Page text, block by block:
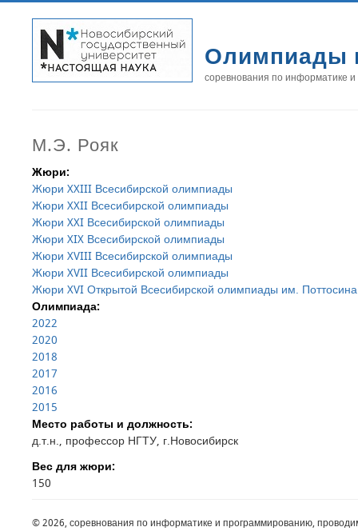
Олимпиады
соревнования по информатике
М.Э. Рояк
Жюри:
Жюри XXIII Всесибирской олимпиады
Жюри XXII Всесибирской олимпиады
Жюри XXI Всесибирской олимпиады
Жюри XIX Всесибирской олимпиады
Жюри XVIII Всесибирской олимпиады
Жюри XVII Всесибирской олимпиады
Жюри XVI Открытой Всесибирской олимпиады им. Поттосина
Олимпиада:
2022
2020
2018
2017
2016
2015
Место работы и должность:
д.т.н., профессор НГТУ, г.Новосибирск
Вес для жюри:
150
© 2026, соревнования по информатике и программированию,